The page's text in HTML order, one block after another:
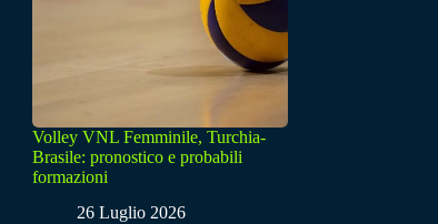
Volley VNL Femminile, Turchia-
Brasile: pronostico e probabili
formazioni
26 Luglio 2026